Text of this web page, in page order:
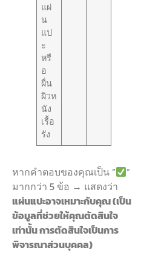
แผ่
น
แป
ะ
หรื
อ
ผื่น
ผิวห
นัง
เรื้อ
รัง
หากคำตอบของคุณเป็น “
”
มากกว่า 5 ข้อ → แสดงว่า
แผ่นแปะอาจเหมาะกับคุณ (เป็น
ข้อมูลที่ช่วยให้คุณตัดสินใจ
เท่านั้น การตัดสินใจเป็นการ
พิจารณาส่วนบุคคล)